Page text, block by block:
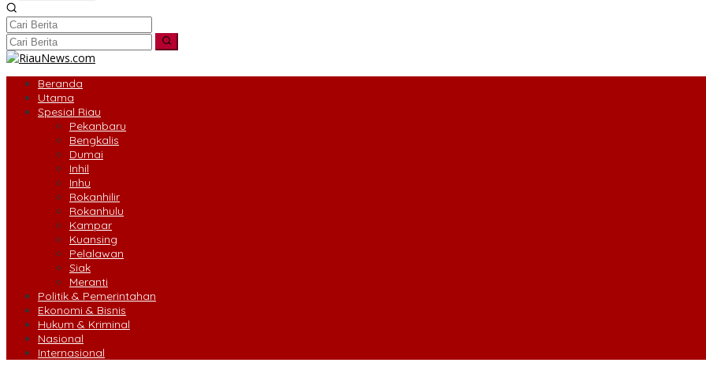
Beranda
Utama
Spesial Riau
Pekanbaru
Bengkalis
Dumai
Inhil
Inhu
Rokanhilir
Rokanhulu
Kampar
Kuansing
Pelalawan
Siak
Meranti
Politik & Pemerintahan
Ekonomi & Bisnis
Hukum & Kriminal
Nasional
Internasional